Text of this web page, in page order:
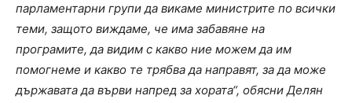
парламентарни групи да викаме министрите по всички
теми, защото виждаме, че има забавяне на
програмите, да видим с какво ние можем да им
помогнеме и какво те трябва да направят, за да може
държавата да върви напред за хората“, обясни Делян